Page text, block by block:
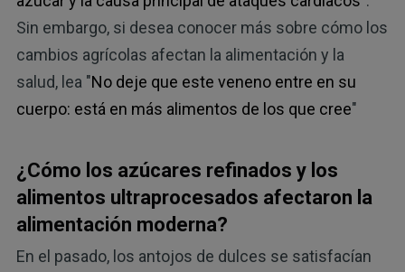
Sin embargo, si desea conocer más sobre cómo los
cambios agrícolas afectan la alimentación y la
salud, lea "No deje que este veneno entre en su
cuerpo: está en más alimentos de los que cree"
¿Cómo los azúcares refinados y los
alimentos ultraprocesados afectaron la
alimentación moderna?
En el pasado, los antojos de dulces se satisfacían